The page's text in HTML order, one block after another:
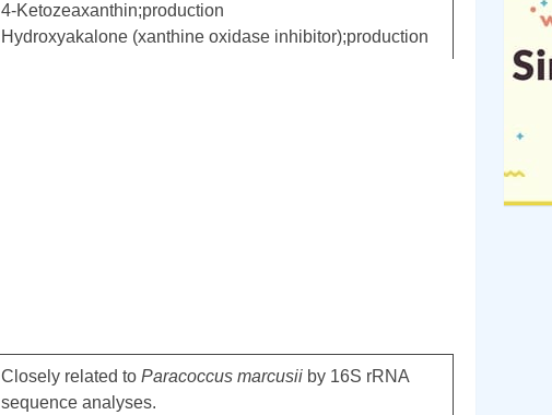
4-Ketozeaxanthin;production
Hydroxyakalone (xanthine oxidase inhibitor);production
Closely related to Paracoccus marcusii by 16S rRNA
sequence analyses.